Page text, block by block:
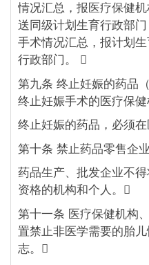
情况汇总，报医疗保健
送同级计划生育行政部
手术情况汇总，报计划
行政部门。 
第九条 终止妊娠的药品
终止妊娠手术的医疗保
终止妊娠的药品，必须
第十条 禁止药品零售企
药品生产、批发企业不
资格的机构和个人。
第十一条 医疗保健机构
置禁止非医学需要的胎
志。